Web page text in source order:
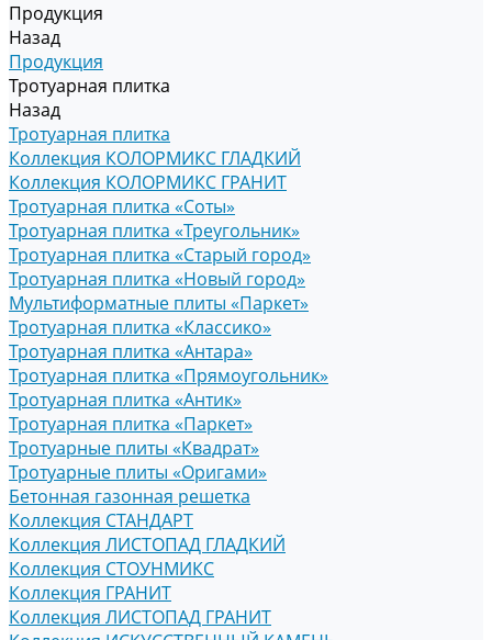
Продукция
Назад
Продукция
Тротуарная плитка
Назад
Тротуарная плитка
Коллекция КОЛОРМИКС ГЛАДКИЙ
Коллекция КОЛОРМИКС ГРАНИТ
Тротуарная плитка «Соты»
Тротуарная плитка «Треугольник»
Тротуарная плитка «Старый город»
Тротуарная плитка «Новый город»
Мультиформатные плиты «Паркет»
Тротуарная плитка «Классико»
Тротуарная плитка «Антара»
Тротуарная плитка «Прямоугольник»
Тротуарная плитка «Антик»
Тротуарная плитка «Паркет»
Тротуарные плиты «Квадрат»
Тротуарные плиты «Оригами»
Бетонная газонная решетка
Коллекция СТАНДАРТ
Коллекция ЛИСТОПАД ГЛАДКИЙ
Коллекция СТОУНМИКС
Коллекция ГРАНИТ
Коллекция ЛИСТОПАД ГРАНИТ